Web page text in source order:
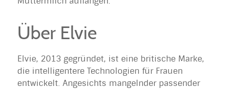
Über Elvie
Elvie, 2013 gegründet, ist eine britische Marke,
die intelligentere Technologien für Frauen
entwickelt. Angesichts mangelnder passender